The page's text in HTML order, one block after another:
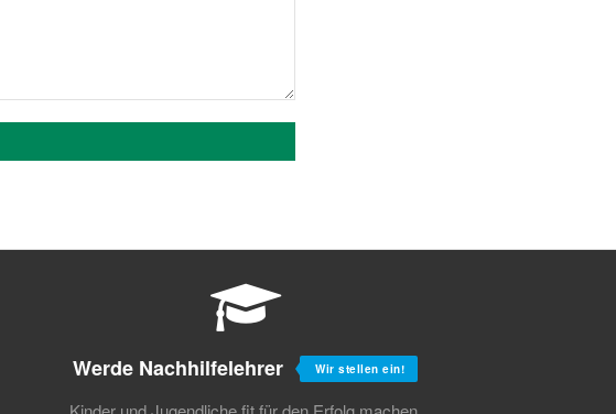
Werde Nachhilfelehrer Wir stellen ein!